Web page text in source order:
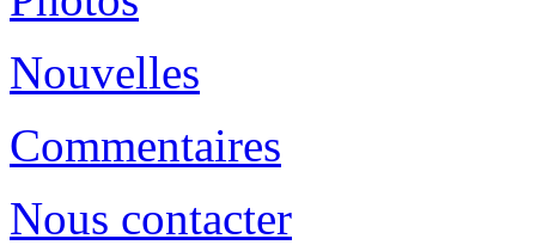
Nouvelles
Commentaires
Nous contacter